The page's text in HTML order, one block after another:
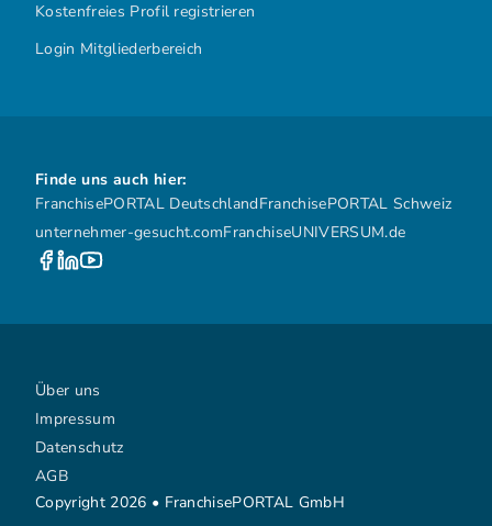
Kostenfreies Profil registrieren
Login Mitgliederbereich
Finde uns auch hier:
FranchisePORTAL DeutschlandFranchisePORTAL Schweiz
unternehmer-gesucht.comFranchiseUNIVERSUM.de
Copyright 2026 • FranchisePORTAL GmbH
Über uns
Impressum
Datenschutz
AGB